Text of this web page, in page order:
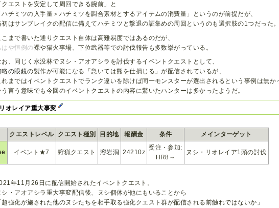
クエストを安定して周回できる腕前」と
ハチミツの入手量＞ハチミツを調合素材とするアイテムの消費量」というのが前提だが、
初はサンブレイクの配信に備えてハチミツと撃退の証集めの周回というのも選択肢の1つだった。
こまで書いた通りクエスト自体は高難易度ではあるのだが、
はや恒例の裸や猫火事場、下位武器等での討伐報告も多数挙がっている。
お、同じく水没林でヌシ・アオアシラを討伐するイベントクエストとして、
略の眼鏡の製作が可能になる「急いては熊を仕損じる」が配信されているが、
れまではイベントクエストでランク違いを除けば同一モンスターが選出されるという事例は無か
う言う意味でも今回のイベントクエストの内容に驚いたハンターは多かったようだ。
オレイア重大事変
クエストレベル クエスト種別 目的地 報酬金 条件 メインターゲット
イベント★7 狩猟クエスト 溶岩洞 24210z
受注・参加:
HR8～
ヌシ・リオレイア1頭の討伐
年11月26日に配信開始されたイベントクエスト。
シ・アオアシラ重大事変配信後、ヌシ個体が他にもいることから
超強化が施された他のヌシたちを相手取る強化クエスト群が配信される前触れではないか」